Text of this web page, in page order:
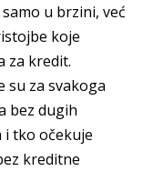
u brzini, već
koje
za kredit.
su za svakoga
bez dugih
i tko očekuje
kreditne